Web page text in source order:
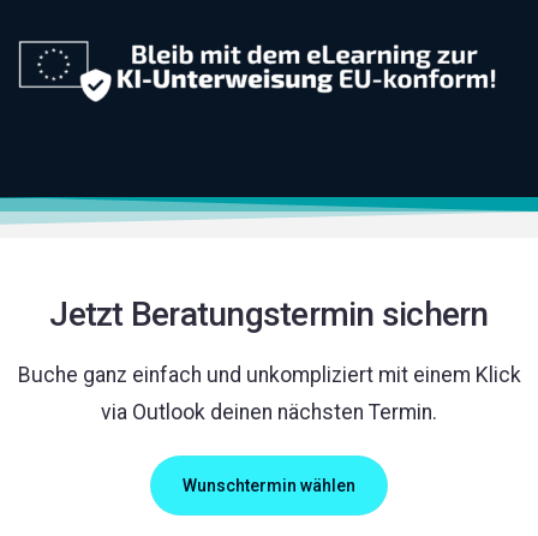
Jetzt Beratungstermin sichern
Buche ganz einfach und unkompliziert mit einem Klick
via Outlook deinen nächsten Termin.
Wunschtermin wählen